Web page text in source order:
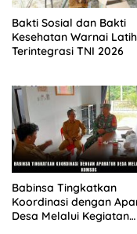
Bakti Sosial dan Bakti
Kesehatan Warnai
Terintegrasi TNI 2026
Babinsa Tingkatkan
Koordinasi dengan
Desa Melalui Kegiatan